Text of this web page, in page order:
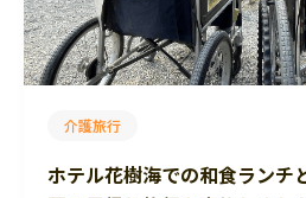
介護旅行
ホテル花樹海での和食ランチ